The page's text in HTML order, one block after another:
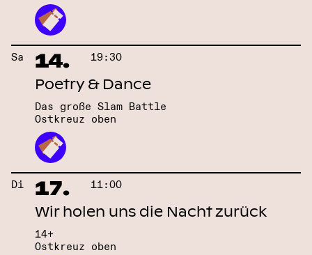
Sa 14. 19:30
Poetry & Dance
Das große Slam Battle
Ostkreuz oben
Di 17. 11:00
Wir holen uns die Nacht zurück
14+
Ostkreuz oben